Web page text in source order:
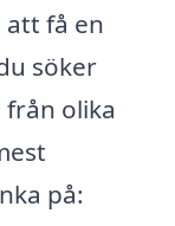
att få en
söker
olika
på: